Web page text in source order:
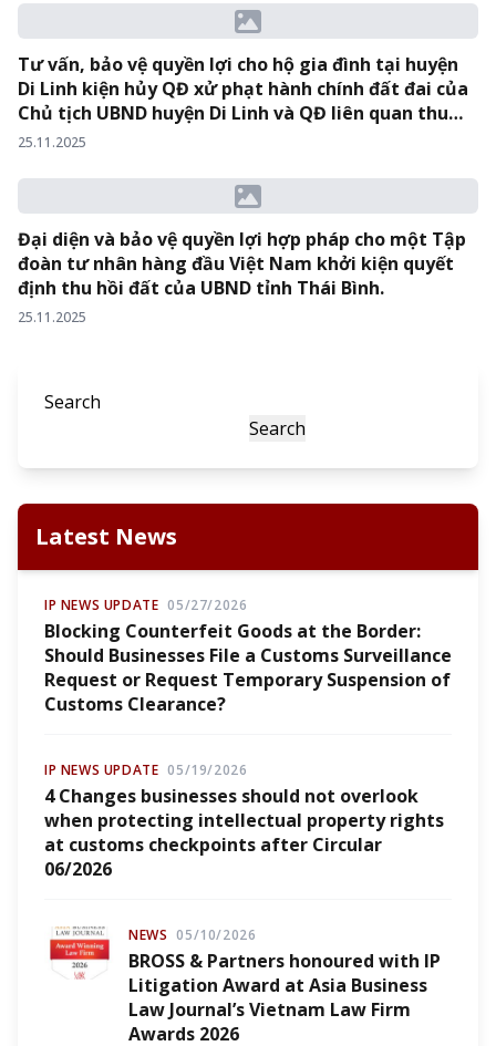
Tư vấn, bảo vệ quyền lợi cho hộ gia đình tại huyện
Di Linh kiện hủy QĐ xử phạt hành chính đất đai của
Chủ tịch UBND huyện Di Linh và QĐ liên quan thu
hồi đất trái luật tại Bến xe Di Linh – Tỉnh Lâm Đồng.
25.11.2025
Đại diện và bảo vệ quyền lợi hợp pháp cho một Tập
đoàn tư nhân hàng đầu Việt Nam khởi kiện quyết
định thu hồi đất của UBND tỉnh Thái Bình.
25.11.2025
Search
Search
Latest News
IP NEWS UPDATE 05/27/2026
Blocking Counterfeit Goods at the Border:
Should Businesses File a Customs Surveillance
Request or Request Temporary Suspension of
Customs Clearance?
IP NEWS UPDATE 05/19/2026
4 Changes businesses should not overlook
when protecting intellectual property rights
at customs checkpoints after Circular
06/2026
NEWS 05/10/2026
BROSS & Partners honoured with IP
Litigation Award at Asia Business
Law Journal’s Vietnam Law Firm
Awards 2026